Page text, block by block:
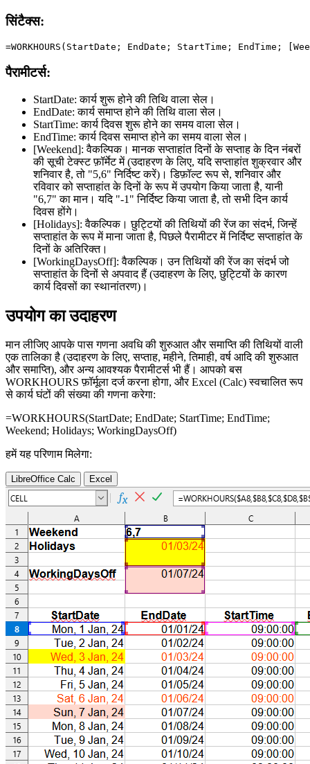
सिंटैक्स:
पैरामीटर्स:
StartDate: कार्य शुरू होने की तिथि वाला सेल।
EndDate: कार्य समाप्त होने की तिथि वाला सेल।
StartTime: कार्य दिवस शुरू होने का समय वाला सेल।
EndTime: कार्य दिवस समाप्त होने का समय वाला सेल।
[Weekend]: वैकल्पिक। मानक सप्ताहांत दिनों के सप्ताह के दिन नंबरों
की सूची टेक्स्ट फ़ॉर्मेट में (उदाहरण के लिए, यदि सप्ताहांत शुक्रवार और
शनिवार है, तो "5,6" निर्दिष्ट करें)। डिफ़ॉल्ट रूप से, शनिवार और
रविवार को सप्ताहांत के दिनों के रूप में उपयोग किया जाता है, यानी
"6,7" का मान। यदि "-1" निर्दिष्ट किया जाता है, तो सभी दिन कार्य
दिवस होंगे।
[Holidays]: वैकल्पिक। छुट्टियों की तिथियों की रेंज का संदर्भ, जिन्हें
सप्ताहांत के रूप में माना जाता है, पिछले पैरामीटर में निर्दिष्ट सप्ताहांत के
दिनों के अतिरिक्त।
[WorkingDaysOff]: वैकल्पिक। उन तिथियों की रेंज का संदर्भ जो
सप्ताहांत के दिनों से अपवाद हैं (उदाहरण के लिए, छुट्टियों के कारण
कार्य दिवसों का स्थानांतरण)।
उपयोग का उदाहरण
मान लीजिए आपके पास गणना अवधि की शुरुआत और समाप्ति की तिथियों वाली
एक तालिका है (उदाहरण के लिए, सप्ताह, महीने, तिमाही, वर्ष आदि की शुरुआत
और समाप्ति), और अन्य आवश्यक पैरामीटर्स भी हैं। आपको बस
WORKHOURS फ़ॉर्मूला दर्ज करना होगा, और Excel (Calc) स्वचालित रूप
से कार्य घंटों की संख्या की गणना करेगा:
=WORKHOURS(StartDate; EndDate; StartTime; EndTime;
Weekend; Holidays; WorkingDaysOff)
हमें यह परिणाम मिलेगा:
LibreOffice Calc Excel